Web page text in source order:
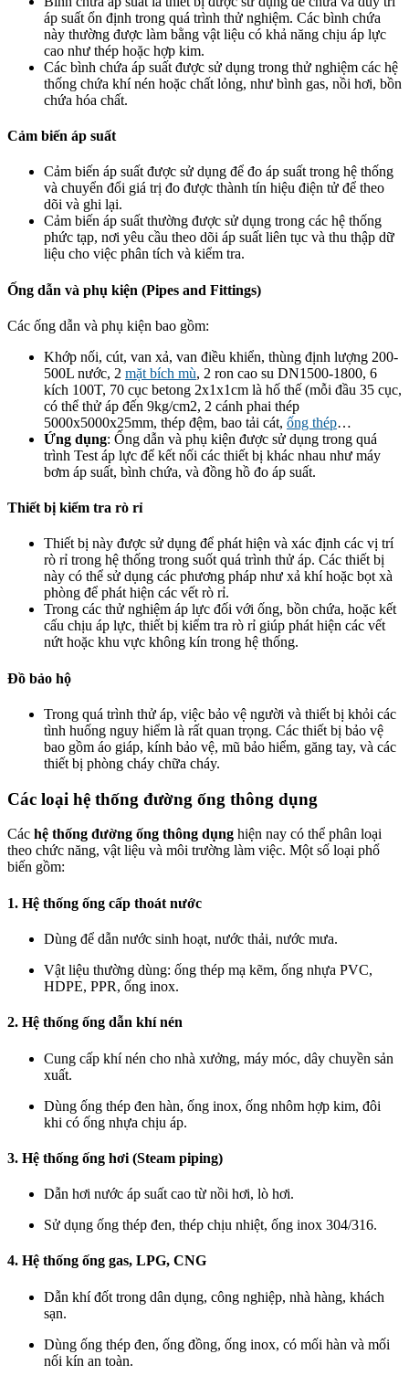
áp suất ổn định trong quá trình thử nghiệm. Các bình chứa
này thường được làm bằng vật liệu có khả năng chịu áp lực
cao như thép hoặc hợp kim.
Các bình chứa áp suất được sử dụng trong thử nghiệm các hệ
thống chứa khí nén hoặc chất lỏng, như bình gas, nồi hơi, bồn
chứa hóa chất.
Cảm biến áp suất
Cảm biến áp suất được sử dụng để đo áp suất trong hệ thống
và chuyển đổi giá trị đo được thành tín hiệu điện tử để theo
dõi và ghi lại.
Cảm biến áp suất thường được sử dụng trong các hệ thống
phức tạp, nơi yêu cầu theo dõi áp suất liên tục và thu thập dữ
liệu cho việc phân tích và kiểm tra.
Ống dẫn và phụ kiện (Pipes and Fittings)
Các ống dẫn và phụ kiện bao gồm:
Khớp nối, cút, van xả, van điều khiển, thùng định lượng 200-
500L nước, 2 mặt bích mù, 2 ron cao su DN1500-1800, 6
kích 100T, 70 cục betong 2x1x1cm là hố thế (mỗi đầu 35 cục,
có thể thử áp đến 9kg/cm2, 2 cánh phai thép
5000x5000x25mm, thép đệm, bao tải cát, ống thép…
Ứng dụng: Ống dẫn và phụ kiện được sử dụng trong quá
trình Test áp lực để kết nối các thiết bị khác nhau như máy
bơm áp suất, bình chứa, và đồng hồ đo áp suất.
Thiết bị kiểm tra rò rỉ
Thiết bị này được sử dụng để phát hiện và xác định các vị trí
rò rỉ trong hệ thống trong suốt quá trình thử áp. Các thiết bị
này có thể sử dụng các phương pháp như xả khí hoặc bọt xà
phòng để phát hiện các vết rò rỉ.
Trong các thử nghiệm áp lực đối với ống, bồn chứa, hoặc kết
cấu chịu áp lực, thiết bị kiểm tra rò rỉ giúp phát hiện các vết
nứt hoặc khu vực không kín trong hệ thống.
Đồ bảo hộ
Trong quá trình thử áp, việc bảo vệ người và thiết bị khỏi các
tình huống nguy hiểm là rất quan trọng. Các thiết bị bảo vệ
bao gồm áo giáp, kính bảo vệ, mũ bảo hiểm, găng tay, và các
thiết bị phòng cháy chữa cháy.
Các loại hệ thống đường ống thông dụng
Các hệ thống đường ống thông dụng hiện nay có thể phân loại
theo chức năng, vật liệu và môi trường làm việc. Một số loại phổ
biến gồm:
1. Hệ thống ống cấp thoát nước
Dùng để dẫn nước sinh hoạt, nước thải, nước mưa.
Vật liệu thường dùng: ống thép mạ kẽm, ống nhựa PVC,
HDPE, PPR, ống inox.
2. Hệ thống ống dẫn khí nén
Cung cấp khí nén cho nhà xưởng, máy móc, dây chuyền sản
xuất.
Dùng ống thép đen hàn, ống inox, ống nhôm hợp kim, đôi
khi có ống nhựa chịu áp.
3. Hệ thống ống hơi (Steam piping)
Dẫn hơi nước áp suất cao từ nồi hơi, lò hơi.
Sử dụng ống thép đen, thép chịu nhiệt, ống inox 304/316.
4. Hệ thống ống gas, LPG, CNG
Dẫn khí đốt trong dân dụng, công nghiệp, nhà hàng, khách
sạn.
Dùng ống thép đen, ống đồng, ống inox, có mối hàn và mối
nối kín an toàn.